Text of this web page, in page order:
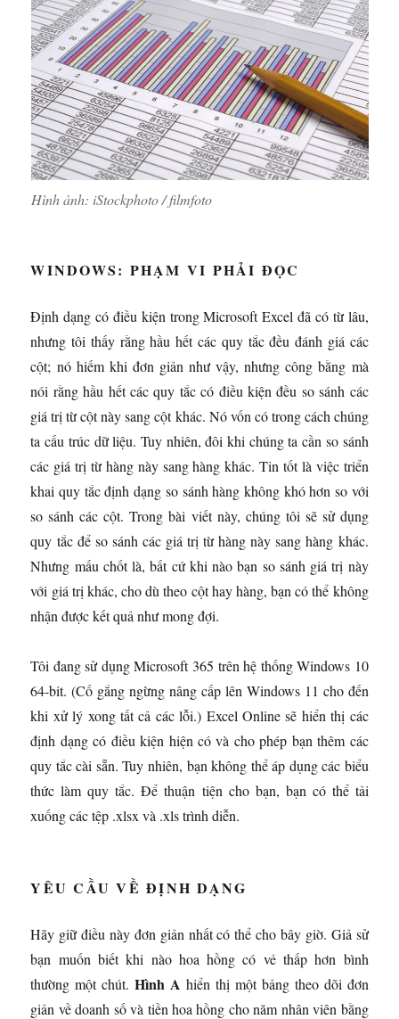
Hình ảnh: iStockphoto / filmfoto
WINDOWS: PHẠM VI PHẢI ĐỌC
Định dạng có điều kiện trong Microsoft Excel đã có từ lâu,
nhưng tôi thấy rằng hầu hết các quy tắc đều đánh giá các
cột; nó hiếm khi đơn giản như vậy, nhưng công bằng mà
nói rằng hầu hết các quy tắc có điều kiện đều so sánh các
giá trị từ cột này sang cột khác. Nó vốn có trong cách chúng
ta cấu trúc dữ liệu. Tuy nhiên, đôi khi chúng ta cần so sánh
các giá trị từ hàng này sang hàng khác. Tin tốt là việc triển
khai quy tắc định dạng so sánh hàng không khó hơn so với
so sánh các cột. Trong bài viết này, chúng tôi sẽ sử dụng
quy tắc để so sánh các giá trị từ hàng này sang hàng khác.
Nhưng mấu chốt là, bất cứ khi nào bạn so sánh giá trị này
với giá trị khác, cho dù theo cột hay hàng, bạn có thể không
nhận được kết quả như mong đợi.
Tôi đang sử dụng Microsoft 365 trên hệ thống Windows 10
64-bit. (Cố gắng ngừng nâng cấp lên Windows 11 cho đến
khi xử lý xong tất cả các lỗi.) Excel Online sẽ hiển thị các
định dạng có điều kiện hiện có và cho phép bạn thêm các
quy tắc cài sẵn. Tuy nhiên, bạn không thể áp dụng các biểu
thức làm quy tắc. Để thuận tiện cho bạn, bạn có thể tải
xuống các tệp .xlsx và .xls trình diễn.
YÊU CẦU VỀ ĐỊNH DẠNG
Hãy giữ điều này đơn giản nhất có thể cho bây giờ. Giả sử
bạn muốn biết khi nào hoa hồng có vẻ thấp hơn bình
thường một chút.Hình A hiển thị một bảng theo dõi đơn
giản về doanh số và tiền hoa hồng cho năm nhân viên bằng